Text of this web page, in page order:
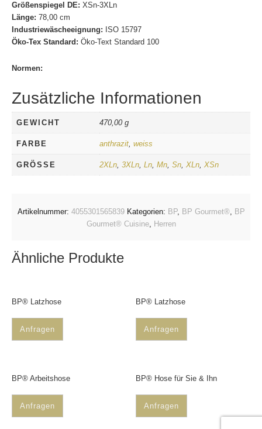
Größenspiegel DE: XSn-3XLn
Länge: 78,00 cm
Industriewäscheeignung: ISO 15797
Öko-Tex Standard: Öko-Text Standard 100
Normen:
Zusätzliche Informationen
GEWICHT 470,00 g
FARBE anthrazit, weiss
GRÖSSE 2XLn, 3XLn, Ln, Mn, Sn, XLn, XSn
Artikelnummer: 4055301565839 Kategorien: BP, BP Gourmet®, BP
Gourmet® Cuisine, Herren
Ähnliche Produkte
BP® Latzhose
Anfragen
BP® Latzhose
Anfragen
BP® Arbeitshose
Anfragen
BP® Hose für Sie & Ihn
Anfragen